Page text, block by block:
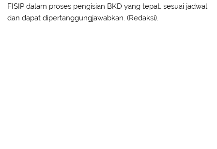
FISIP dalam proses pengisian BKD yang tepat, sesuai jadwal
dan dapat dipertanggungjawabkan. (Redaksi).